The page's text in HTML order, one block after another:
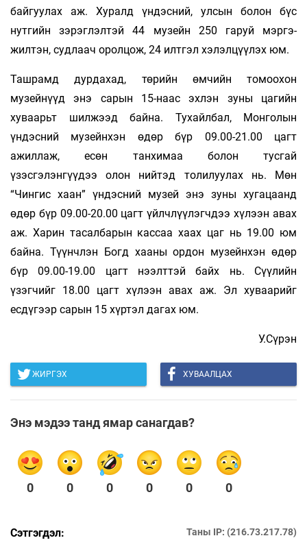
байгуулах аж. Хуралд үндэсний, улсын болон бүс
нутгийн зэрэглэлтэй 44 музейн 250 гаруй мэргэ­
жилтэн, судлаач оролцож, 24 илтгэл хэлэлцүүлэх юм.
Ташрамд дурдахад, төрийн өмчийн томоохон
музейнүүд энэ сарын 15-наас эхлэн зуны цагийн
хуваарьт шилжээд байна. Тухайлбал, Монголын
үндэсний музейнхэн өдөр бүр 09.00-21.00 цагт
ажиллаж, есөн танхимаа болон тусгай
үзэсгэлэнгүүдээ олон нийтэд толилуулах нь. Мөн
“Чингис хаан” үндэсний музей энэ зуны хугацаанд
өдөр бүр 09.00-20.00 цагт үйлчлүүлэгчдээ хүлээн авах
аж. Харин тасалбарын кассаа хаах цаг нь 19.00 юм
байна. Түүнчлэн Богд хааны ордон музейнхэн өдөр
бүр 09.00-19.00 цагт нээлттэй байх нь. Сүүлийн
үзэгчийг 18.00 цагт хүлээн авах аж. Эл хуваарийг
есдүгээр сарын 15 хүртэл дагах юм.
У.Сүрэн
ЖИРГЭХ ХУВААЛЦАХ
Энэ мэдээ танд ямар санагдав?
0 0 0 0 0 0
Сэтгэгдэл: Таны IP: (216.73.217.78)